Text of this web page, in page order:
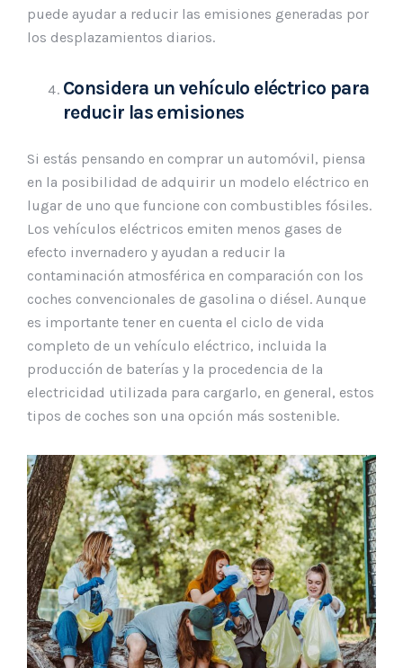
puede ayudar a reducir las emisiones generadas por
los desplazamientos diarios.
Considera un vehículo eléctrico para
reducir las emisiones
Si estás pensando en comprar un automóvil, piensa
en la posibilidad de adquirir un modelo eléctrico en
lugar de uno que funcione con combustibles fósiles.
Los vehículos eléctricos emiten menos gases de
efecto invernadero y ayudan a reducir la
contaminación atmosférica en comparación con los
coches convencionales de gasolina o diésel. Aunque
es importante tener en cuenta el ciclo de vida
completo de un vehículo eléctrico, incluida la
producción de baterías y la procedencia de la
electricidad utilizada para cargarlo, en general, estos
tipos de coches son una opción más sostenible.